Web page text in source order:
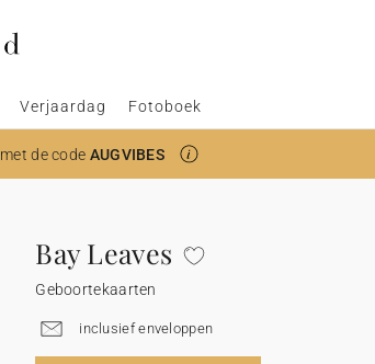
Verjaardag Fotoboek
met de code AUGVIBES
Bay Leaves
Geboortekaarten
inclusief enveloppen